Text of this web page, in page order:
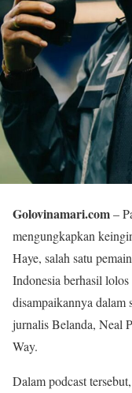
Golovinamari.com–
mengungkapkan
Haye, salah satu
Indonesia berhasil
disampaikannya dalam
jurnalis Belanda, Neal
Way.
Dalam podcast